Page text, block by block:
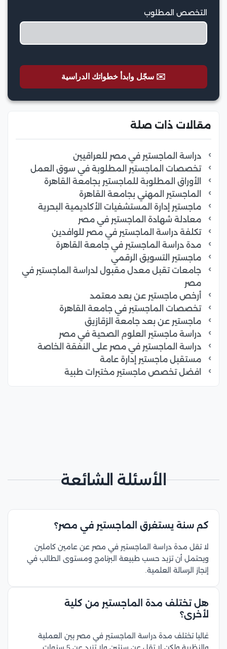
التخصص المطلوب
✉️ سجّل وابدأ خطواتك الدراسية
مقالات ذات صلة
دراسة الماجستير في مصر للعراقيين
تخصصات الماجستير المطلوبة في سوق العمل
الأوراق المطلوبة للماجستير بجامعة القاهرة
الماجستير المهني بجامعة القاهرة
ماجستير إدارة المستشفيات الأكاديمية البحرية
معادلة شهادة الماجستير في مصر
تكلفة دراسة الماجستير في مصر للوافدين
مدة دراسة الماجستير في جامعة القاهرة
ماجستير التسويق الرقمي
جامعات تقبل معدل مقبول لدراسة الماجستير في
مصر
أرخص ماجستير عن بعد معتمد
تخصصات الماجستير في جامعة القاهرة
ماجستير عن بعد جامعة الزقازيق
دراسة ماجستير العلوم الصحية في مصر
دراسة الماجستير في مصر على النفقة الخاصة
مستقبل ماجستير إدارة عامة
افضل تخصص ماجستير مختبرات طبية
الأسئلة الشائعة
كم سنة يستغرق الماجستير في مصر؟
لا تقل مدة دراسة الماجستير في مصر عن عامين كاملين
ويحتمل أن تزيد حسب طبيعة البرنامج ومستوى الطالب في
إنجاز الرسالة العلمية.
هل تختلف مدة الماجستير من كلية
لأخرى؟
غالبا تختلف مدة دراسة الماجستير في مصر بين العملية
والنظرية ولكن لا تقل عن سنتين ولا تزيد عن 5 سنوات.